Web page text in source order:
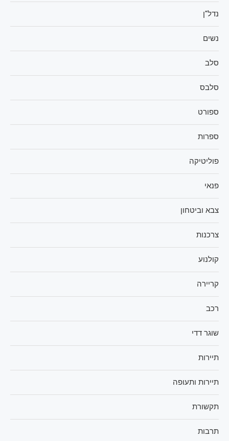
נדל"ן
נשים
סלב
סלבס
ספורט
ספרות
פוליטיקה
פנאי
צבא וביטחון
צרכנות
קולנוע
קריירה
רכב
שוגר דדי
תיירות
תיירות ותעופה
תקשורת
תרבות